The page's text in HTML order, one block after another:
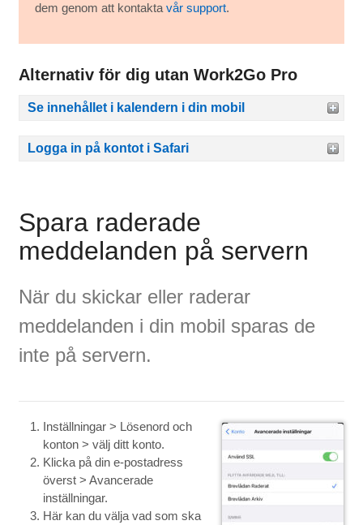
dem genom att kontakta vår support.
Alternativ för dig utan Work2Go Pro
Se innehållet i kalendern i din mobil
Logga in på kontot i Safari
Spara raderade
meddelanden på servern
När du skickar eller raderar
meddelanden i din mobil sparas de
inte på servern.
Inställningar > Lösenord och
konton > välj ditt konto.
Klicka på din e-postadress
överst > Avancerade
inställningar.
Här kan du välja vad som ska